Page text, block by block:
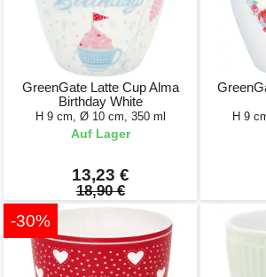
GreenGate Latte Cup Alma
Birthday White
H 9 cm, Ø 10 cm, 350 ml
Auf Lager
13,23 €
18,90 €
H 9
-30%